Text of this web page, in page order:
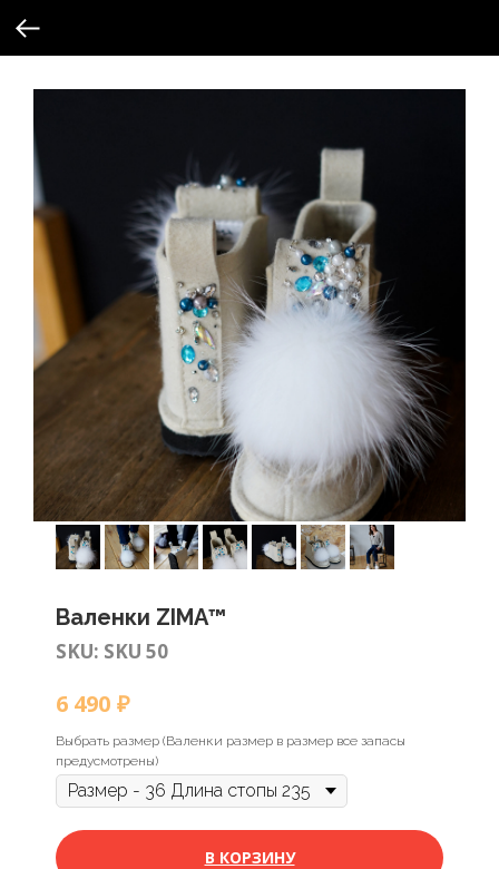
Валенки ZIMA™
SKU: SKU 50
6 490 ₽
Выбрать размер (Валенки размер в размер все запасы
предусмотрены)
В КОРЗИНУ